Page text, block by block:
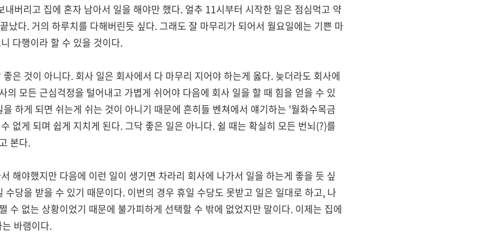
버리고 집에 혼자 남아서 일을 해야만 했다. 얼추 11시부터 시작한 일은 점심먹고 약
났다. 거의 하루치를 다해버린듯 싶다. 그래도 잘 마무리가 되어서 월요일에는 기쁜 마
다행이라 할 수 있을 것이다.
은 것이 아니다. 회사 일은 회사에서 다 마무리 지어야 하는게 옳다. 늦더라도 회사에
의 모든 근심걱정을 털어내고 가볍게 쉬어야 다음에 회사 일을 할 때 힘을 얻을 수 있
하게 되면 쉬는게 쉬는 것이 아니기 때문에 흔히들 벤쳐에서 얘기하는 '월화수목금
없게 되며 쉽게 지치게 된다. 그닥 좋은 일은 아니다. 쉴 때는 확실히 모든 번뇌(?)를
본다.
해야했지만 다음에 이런 일이 생기면 차라리 회사에 나가서 일을 하는게 좋을 듯 싶
수당을 받을 수 있기 때문이다. 이번의 경우 휴일 수당도 못받고 일은 일대로 하고, 나
수 없는 상황이었기 때문에 불가피하게 선택할 수 밖에 없었지만 말이다. 이제는 집에
바램이다.